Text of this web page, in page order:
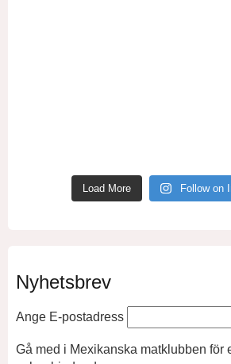
Load More Follow on
Nyhetsbrev
Ange E-postadress
Gå med i Mexikanska matklubben för